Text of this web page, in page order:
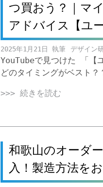
つ買おう？｜マ
アドバイス【ユ
2025年1月21日 デザイン
YouTubeで見つけた 「【
どのタイミングがベスト？
>>> 続きを読む
和歌山のオーダ
入！製造方法を